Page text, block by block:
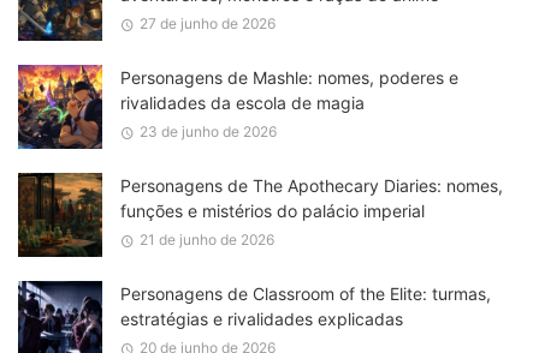
27 de junho de 2026
Personagens de Mashle: nomes, poderes e
rivalidades da escola de magia
23 de junho de 2026
Personagens de The Apothecary Diaries: nomes,
funções e mistérios do palácio imperial
21 de junho de 2026
Personagens de Classroom of the Elite: turmas,
estratégias e rivalidades explicadas
20 de junho de 2026